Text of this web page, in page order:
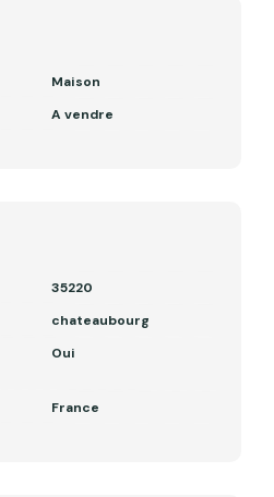
Maison
A vendre
35220
chateaubourg
Oui
France